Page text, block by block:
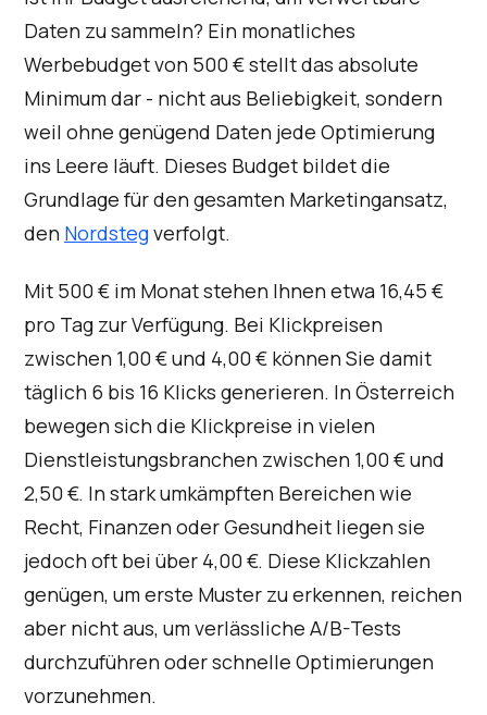
Daten zu sammeln? Ein monatliches
Werbebudget von 500 € stellt das absolute
Minimum dar - nicht aus Beliebigkeit, sondern
weil ohne genügend Daten jede Optimierung
ins Leere läuft. Dieses Budget bildet die
Grundlage für den gesamten Marketingansatz,
den Nordstegverfolgt.
Mit 500 € im Monat stehen Ihnen etwa 16,45 €
pro Tag zur Verfügung. Bei Klickpreisen
zwischen 1,00 € und 4,00 € können Sie damit
täglich 6 bis 16 Klicks generieren. In Österreich
bewegen sich die Klickpreise in vielen
Dienstleistungsbranchen zwischen 1,00 € und
2,50 €. In stark umkämpften Bereichen wie
Recht, Finanzen oder Gesundheit liegen sie
jedoch oft bei über 4,00 €. Diese Klickzahlen
genügen, um erste Muster zu erkennen, reichen
aber nicht aus, um verlässliche A/B-Tests
durchzuführen oder schnelle Optimierungen
vorzunehmen.